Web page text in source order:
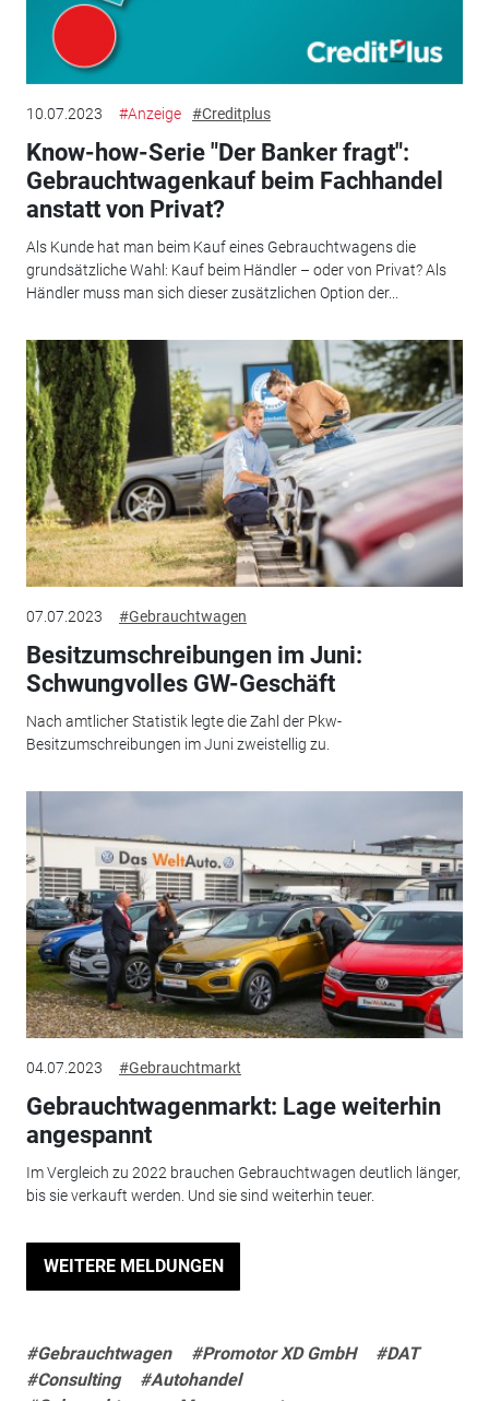
10.07.2023 #Anzeige #Creditplus
Know-how-Serie "Der Banker fragt":
Gebrauchtwagenkauf beim Fachhandel
anstatt von Privat?
Als Kunde hat man beim Kauf eines Gebrauchtwagens die
grundsätzliche Wahl: Kauf beim Händler – oder von Privat? Als
Händler muss man sich dieser zusätzlichen Option der...
07.07.2023 #Gebrauchtwagen
Besitzumschreibungen im Juni:
Schwungvolles GW-Geschäft
Nach amtlicher Statistik legte die Zahl der Pkw-
Besitzumschreibungen im Juni zweistellig zu.
04.07.2023 #Gebrauchtmarkt
Gebrauchtwagenmarkt: Lage weiterhin
angespannt
Im Vergleich zu 2022 brauchen Gebrauchtwagen deutlich länger,
bis sie verkauft werden. Und sie sind weiterhin teuer.
WEITERE MELDUNGEN
#Gebrauchtwagen #Promotor XD GmbH
#DAT
#Consulting
#Autohandel